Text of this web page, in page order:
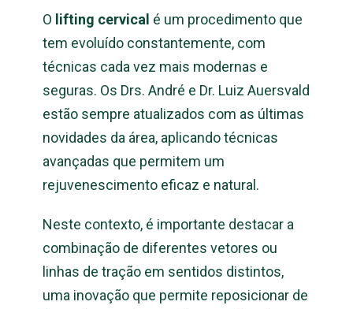
O lifting cervical é um procedimento que
tem evoluído constantemente, com
técnicas cada vez mais modernas e
seguras. Os Drs. André e Dr. Luiz Auersvald
estão sempre atualizados com as últimas
novidades da área, aplicando técnicas
avançadas que permitem um
rejuvenescimento eficaz e natural.
Neste contexto, é importante destacar a
combinação de diferentes vetores ou
linhas de tração em sentidos distintos,
uma inovação que permite reposicionar de